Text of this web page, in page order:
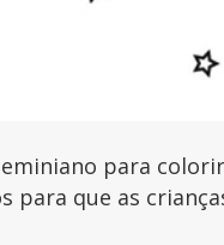
para
para que as